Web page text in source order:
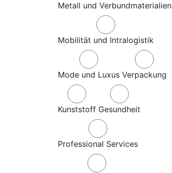
Metall und Verbundmaterialien
Mobilität und Intralogistik
Mode und Luxus Verpackung
Kunststoff Gesundheit
Professional Services